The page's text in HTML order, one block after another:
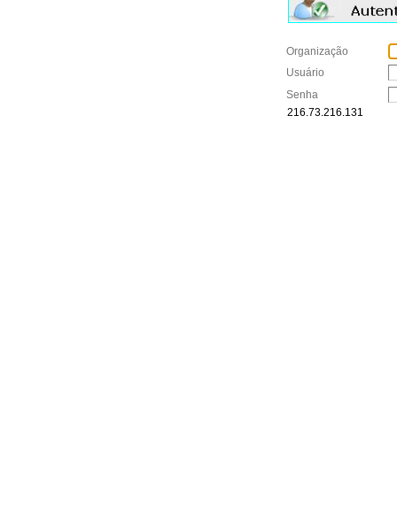
Organização
Usuário
Senha
216.73.216.131